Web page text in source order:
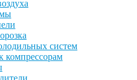
систем
компрессорам